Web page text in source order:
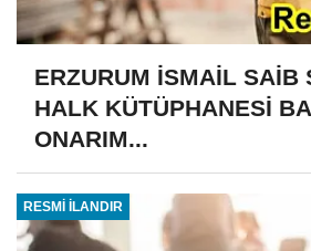
ERZURUM İSMAİL SAİB
HALK KÜTÜPHANESİ
ONARIM...
RESMİ İLANDIR